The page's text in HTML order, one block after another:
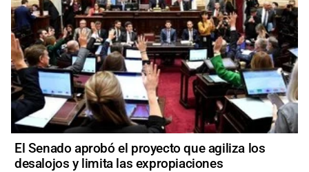
El Senado aprobó el proyecto que agiliza los
desalojos y limita las expropiaciones